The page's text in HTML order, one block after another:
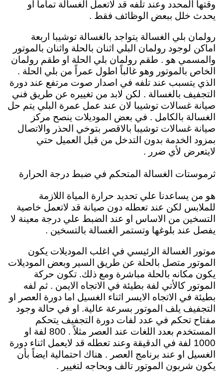
وقتها المحدد وعند تلفه قد لاتعمل الغسالة تماماً او
يحدث خلل ببعض الوظائف فقط .
رولمان بلي الغسالة يتواجد بالغسالة توشيبا اربعة
اماكن لوجود رولمان البلي اثنان بالحلة واثنان بالموتور
والمسمي هو . طقم رولمان بلي الحلة او طقم رولمان
الخاص بالموتور وهو غالباً اطول عمراً من بلي الحلة .
الذي يتسبب عند تلفه في اصدار صوت مرتفع عند دورة
التجفيف بالغسالة . لكن لابد من تغييره عن طريق فني
صيانة غسالات توشيبا لان عند عمل عمرة البلي يتم حل
الغسالة بالكامل . في بعض الموديلات ينصح مركز
صيانة غسالات توشيبا بالاقصر بتوخي الحذر والاتصال
بمزود الخدمة بدون التدخل من قبل العميل حتي
لايتعرض لأي ضرر .
ثرموستات الغسالة المتحكم في ضبط درجة الحرارة
هو من يساعدنا علي تحديد حرارة المياة اللازمة
للملابس لكن عند تعطله دون صيانة قد لاتعمل خاصية
التسخين من الاساس او عند الضبط علي درجة معينة لا
يفصل عند بلوغها وتستمر الغسالة بالتسخين .
موتور الغسالة الرئيسي في اغلب الموديلات يكون
الموتور متصل بالحلة عن طريق السير وبعض الموديلات
يكون مكانه بالحلة مباشرة ومع ذلك. تكون حركة
الموتور كالأتي لفة بطيئة في الاتجاه الايمن . ثم لفه
بطيئة في الاتجاه الايسر اثناء الغسيل اما دورة العصر او
التجفيف يلف الموتور بسرعة عالية. او في حالة وجود
مفتاح تحكم في عدد لفات دورة التجفيف يتحكم
المستخدم بعدد اللغات عند العصر مثلاً . 800 لفة او
1000 لفة في الدقيقة وعند تعطله قد لايعمل اثناء دورة
الغسيل او عند برنامج العصر . هناك احتمالية ايضاً بأن
يكون شربون الموتور تالف وبحاجه لتغيير .